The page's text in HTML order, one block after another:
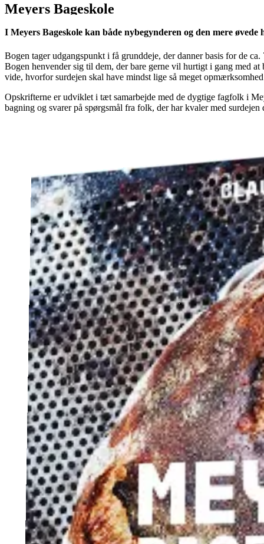
Meyers Bageskole
I Meyers Bageskole kan både nybegynderen og den mere
Bogen tager udgangspunkt i få grunddeje, der danner basis for de
Bogen henvender sig til dem, der bare gerne vil hurtigt i gang med at
vide, hvorfor surdejen skal have mindst lige så meget
Opskrifterne er udviklet i tæt samarbejde med de dygtige fagfolk i
bagning og svarer på spørgsmål fra folk, der har kvaler med